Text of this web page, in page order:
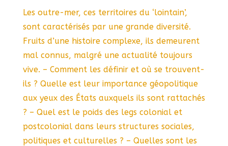
Les outre-mer, ces territoires du ‘lointain’,
sont caractérisés par une grande diversité.
Fruits d’une histoire complexe, ils demeurent
mal connus, malgré une actualité toujours
vive. – Comment les définir et où se trouvent-
ils ? Quelle est leur importance géopolitique
aux yeux des États auxquels ils sont rattachés
? – Quel est le poids des legs colonial et
postcolonial dans leurs structures sociales,
politiques et culturelles ? – Quelles sont les